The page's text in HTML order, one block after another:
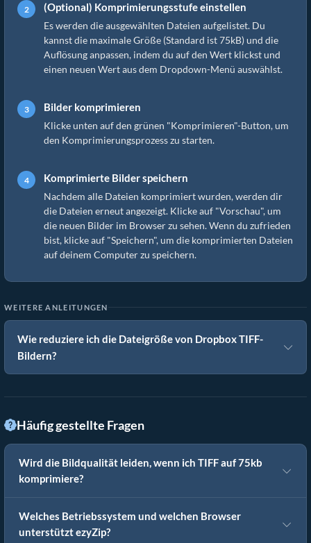
(Optional) Komprimierungsstufe einstellen
Es werden die ausgewählten Dateien aufgelistet. Du
kannst die maximale Größe (Standard ist 75kB) und die
Auflösung anpassen, indem du auf den Wert klickst und
einen neuen Wert aus dem Dropdown-Menü auswählst.
Bilder komprimieren
Klicke unten auf den grünen "Komprimieren"-Button, um
den Komprimierungsprozess zu starten.
Komprimierte Bilder speichern
Nachdem alle Dateien komprimiert wurden, werden dir
die Dateien erneut angezeigt. Klicke auf "Vorschau", um
die neuen Bilder im Browser zu sehen. Wenn du zufrieden
bist, klicke auf "Speichern", um die komprimierten Dateien
auf deinem Computer zu speichern.
WEITERE ANLEITUNGEN
Wie reduziere ich die Dateigröße von Dropbox TIFF-
Bildern?
Häufig gestellte Fragen
Wird die Bildqualität leiden, wenn ich TIFF auf 75kb
komprimiere?
Welches Betriebssystem und welchen Browser
unterstützt ezyZip?